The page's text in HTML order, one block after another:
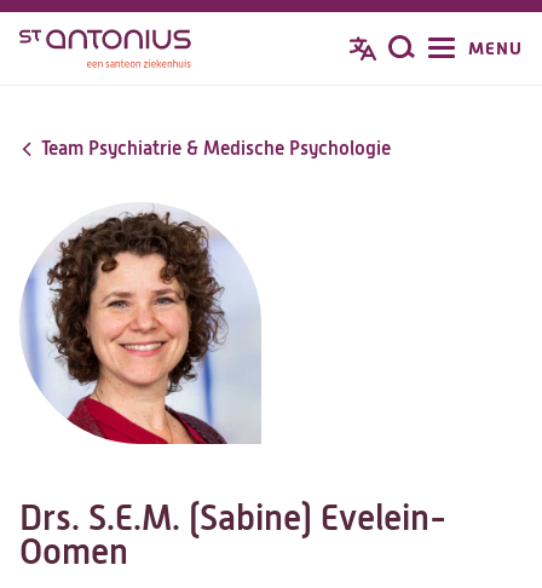
Overslaan
inhoud
Zoeken
MENU
Team Psychiatrie & Medische Psychologie
Drs. S.E.M. (Sabine) Evelein-
Oomen